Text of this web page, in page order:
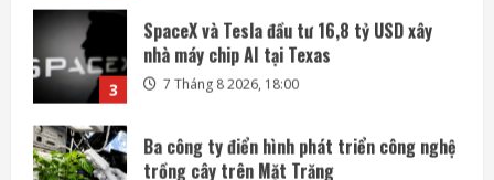
7 Tháng 8 2026, 18:00
4 7 Tháng 8 2026, 12:00